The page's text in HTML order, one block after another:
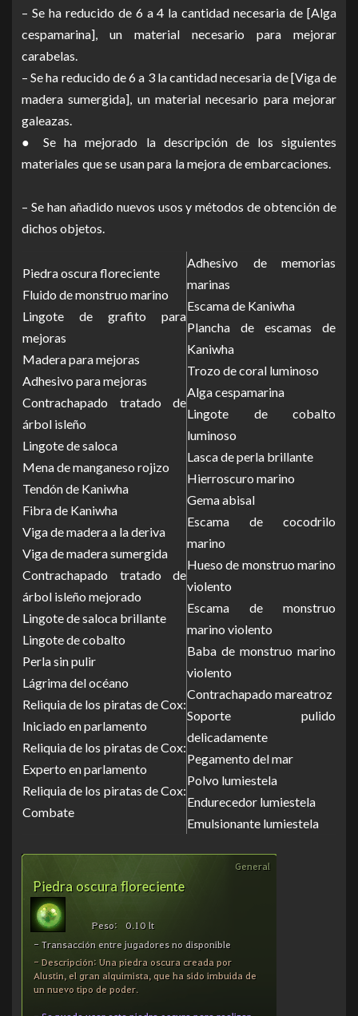
– Se ha reducido de 6 a 4 la cantidad necesaria de [Alga
cespamarina], un material necesario para mejorar
carabelas.
– Se ha reducido de 6 a 3 la cantidad necesaria de [Viga de
madera sumergida], un material necesario para mejorar
galeazas.
● Se ha mejorado la descripción de los siguientes
materiales que se usan para la mejora de embarcaciones.
– Se han añadido nuevos usos y métodos de obtención de
dichos objetos.
Piedra oscura floreciente
Fluido de monstruo marino
Lingote de grafito para
mejoras
Madera para mejoras
Adhesivo para mejoras
Contrachapado tratado de
árbol isleño
Lingote de saloca
Mena de manganeso rojizo
Tendón de Kaniwha
Fibra de Kaniwha
Viga de madera a la deriva
Viga de madera sumergida
Contrachapado tratado de
árbol isleño mejorado
Lingote de saloca brillante
Lingote de cobalto
Perla sin pulir
Lágrima del océano
Reliquia de los piratas de Cox:
Iniciado en parlamento
Reliquia de los piratas de Cox:
Experto en parlamento
Reliquia de los piratas de Cox:
Combate
Adhesivo de memorias
marinas
Escama de Kaniwha
Plancha de escamas de
Kaniwha
Trozo de coral luminoso
Alga cespamarina
Lingote de cobalto
luminoso
Lasca de perla brillante
Hierroscuro marino
Gema abisal
Escama de cocodrilo
marino
Hueso de monstruo marino
violento
Escama de monstruo
marino violento
Baba de monstruo marino
violento
Contrachapado mareatroz
Soporte pulido
delicadamente
Pegamento del mar
Polvo lumiestela
Endurecedor lumiestela
Emulsionante lumiestela